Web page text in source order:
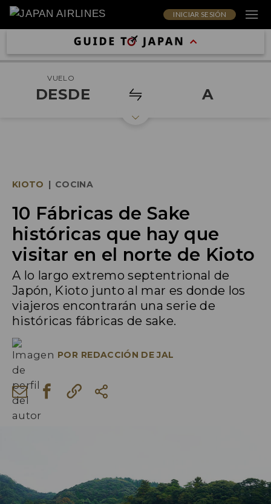
INICIAR SESIÓN
VUELO
DESDE A
KIOTO | COCINA
10 Fábricas de Sake
históricas que hay que
visitar en el norte de Kioto
A lo largo extremo septentrional de
Japón, Kioto junto al mar es donde los
viajeros encontrarán una serie de
históricas fábricas de sake.
POR REDACCIÓN DE JAL